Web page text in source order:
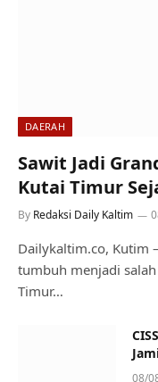
DAERAH
Sawit Jadi
Kutai Timur
By Redaksi Daily Kaltim
Dailykaltim.co, Kutim
tumbuh menjadi
Timur…
08/